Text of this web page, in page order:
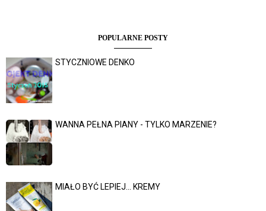
POPULARNE POSTY
STYCZNIOWE DENKO
WANNA PEŁNA PIANY - TYLKO MARZENIE?
MIAŁO BYĆ LEPIEJ... KREMY